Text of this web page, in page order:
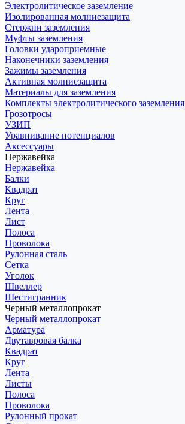
Электролитическое заземление
Изолированная молниезащита
Стержни заземления
Муфты заземления
Головки удароприемные
Наконечники заземления
Зажимы заземления
Активная молниезащита
Материалы для заземления
Комплекты электролитического заземления
Грозотросы
УЗИП
Уравнивание потенциалов
Аксессуары
Нержавейка
Нержавейка
Балки
Квадрат
Круг
Лента
Лист
Полоса
Проволока
Рулонная сталь
Сетка
Уголок
Швеллер
Шестигранник
Черный металлопрокат
Черный металлопрокат
Арматура
Двутавровая балка
Квадрат
Круг
Лента
Листы
Полоса
Проволока
Рулонный прокат